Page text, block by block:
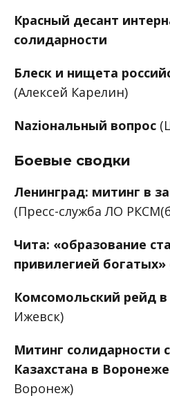
Красный десант
солидарности
Блеск и нищета
(Алексей Карелин)
Naziональный вопрос
Боевые сводки
Ленинград: митинг в
(Пресс-служба ЛО
Чита: «образование
привилегией богатых»
Комсомольский рейд в
Ижевск)
Митинг солидарности
Казахстана в Воронеже
Воронеж)